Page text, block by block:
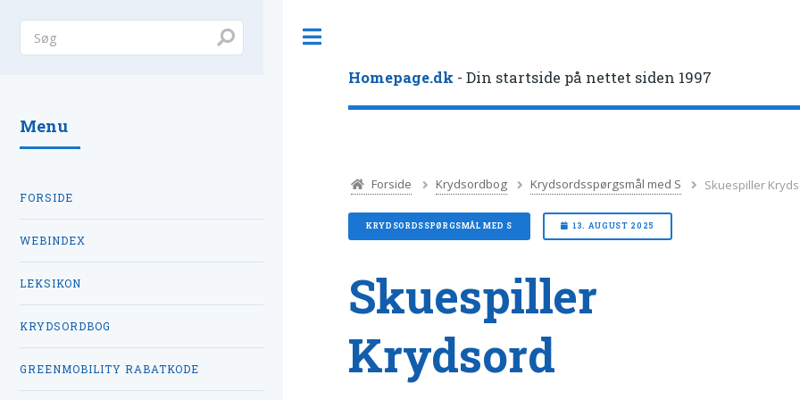
Homepage.dk - Din startside på nettet siden 1997
Forside Krydsordbog Krydsordsspørgsmål med S Skuespiller
KRYDSORDSSPØRGSMÅL MED S 13. AUGUST 2025
Skuespiller
Krydsord
Menu
FORSIDE
WEBINDEX
LEKSIKON
KRYDSORDBOG
GREENMOBILITY RABATKODE